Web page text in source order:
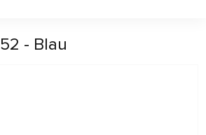
- Blau